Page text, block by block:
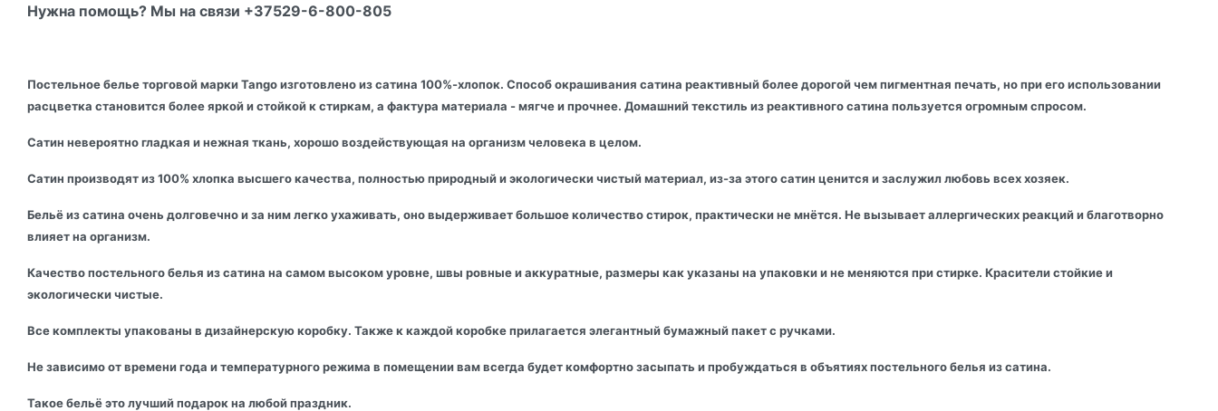
Нужна помощь? Мы на связи +37529-6-800-805
Постельное белье торговой марки Tango изготовлено из сатина 100%-хлопок. Способ окрашивания сатина реактивный более дорогой чем пигментная печать, но при его использовании
расцветка становится более яркой и стойкой к стиркам, а фактура материала - мягче и прочнее. Домашний текстиль из реактивного сатина пользуется огромным спросом.
Сатин невероятно гладкая и нежная ткань, хорошо воздействующая на организм человека в целом.
Сатин производят из 100% хлопка высшего качества, полностью природный и экологически чистый материал, из-за этого сатин ценится и заслужил любовь всех хозяек.
Бельё из сатина очень долговечно и за ним легко ухаживать, оно выдерживает большое количество стирок, практически не мнётся. Не вызывает аллергических реакций и благотворно
влияет на организм.
Качество постельного белья из сатина на самом высоком уровне, швы ровные и аккуратные, размеры как указаны на упаковки и не меняются при стирке. Красители стойкие и
экологически чистые.
Все комплекты упакованы в дизайнерскую коробку. Также к каждой коробке прилагается элегантный бумажный пакет с ручками.
Не зависимо от времени года и температурного режима в помещении вам всегда будет комфортно засыпать и пробуждаться в объятиях постельного белья из сатина.
Такое бельё это лучший подарок на любой праздник.